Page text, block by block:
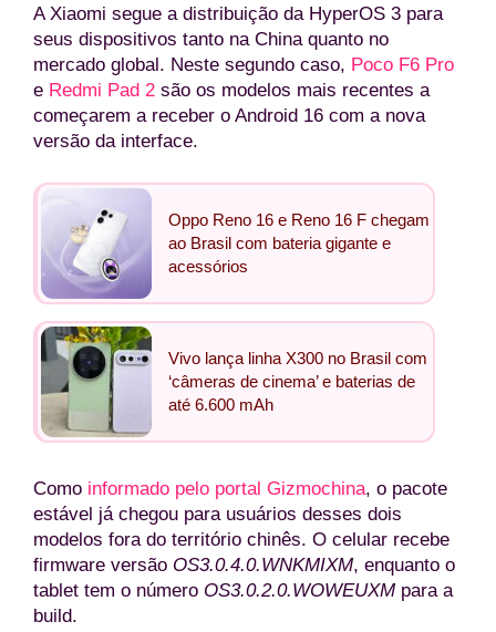
A Xiaomi segue a distribuição da HyperOS 3 para
seus dispositivos tanto na China quanto no
mercado global. Neste segundo caso, Poco F6 Pro
e Redmi Pad 2 são os modelos mais recentes a
começarem a receber o Android 16 com a nova
versão da interface.
Oppo Reno 16 e Reno 16 F chegam
ao Brasil com bateria gigante e
acessórios
Vivo lança linha X300 no Brasil com
‘câmeras de cinema’ e baterias de
até 6.600 mAh
Como informado pelo portal Gizmochina, o pacote
estável já chegou para usuários desses dois
modelos fora do território chinês. O celular recebe
firmware versão OS3.0.4.0.WNKMIXM, enquanto o
tablet tem o número OS3.0.2.0.WOWEUXM para a
build.